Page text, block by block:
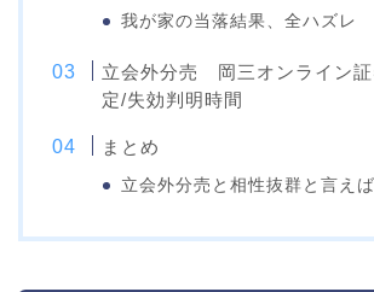
我が家の当落結果、全ハズレ
立会外分売 岡三オンライン証
定/失効判明時間
まとめ
立会外分売と相性抜群と言え